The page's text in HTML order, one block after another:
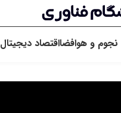
نجوم و هوافضااقتصاد دیجیتال